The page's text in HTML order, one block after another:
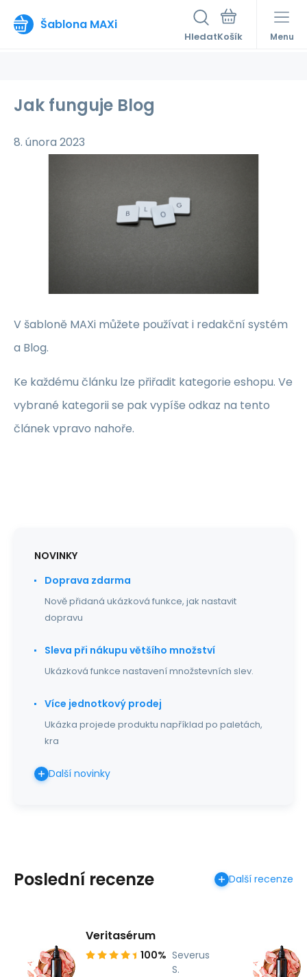
Šablona MAXi
Hledat Menu
NOVINKY
Doprava zdarma
Nově přidaná ukázková funkce, jak nastavit
dopravu
Sleva při nákupu většího množství
Ukázková funkce nastavení množstevních slev.
Více jednotkový prodej
Ukázka projede produktu například po paletách,
kra
Další novinky
Jak funguje Blog
8. února 2023
V šabloně MAXi můžete používat i redakční systém
a Blog.
Ke každému článku lze přiřadit kategorie eshopu. Ve
vybrané kategorii se pak vypíše odkaz na tento
článek vpravo nahoře.
Poslední recenze Další recenze
Veritasérum
100% Severus
S.